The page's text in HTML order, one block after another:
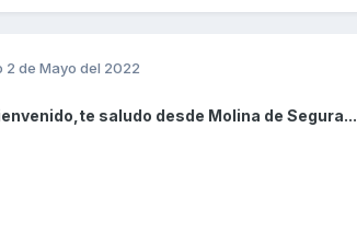
2 de Mayo del 2022
saludo desde Molina de Segura...